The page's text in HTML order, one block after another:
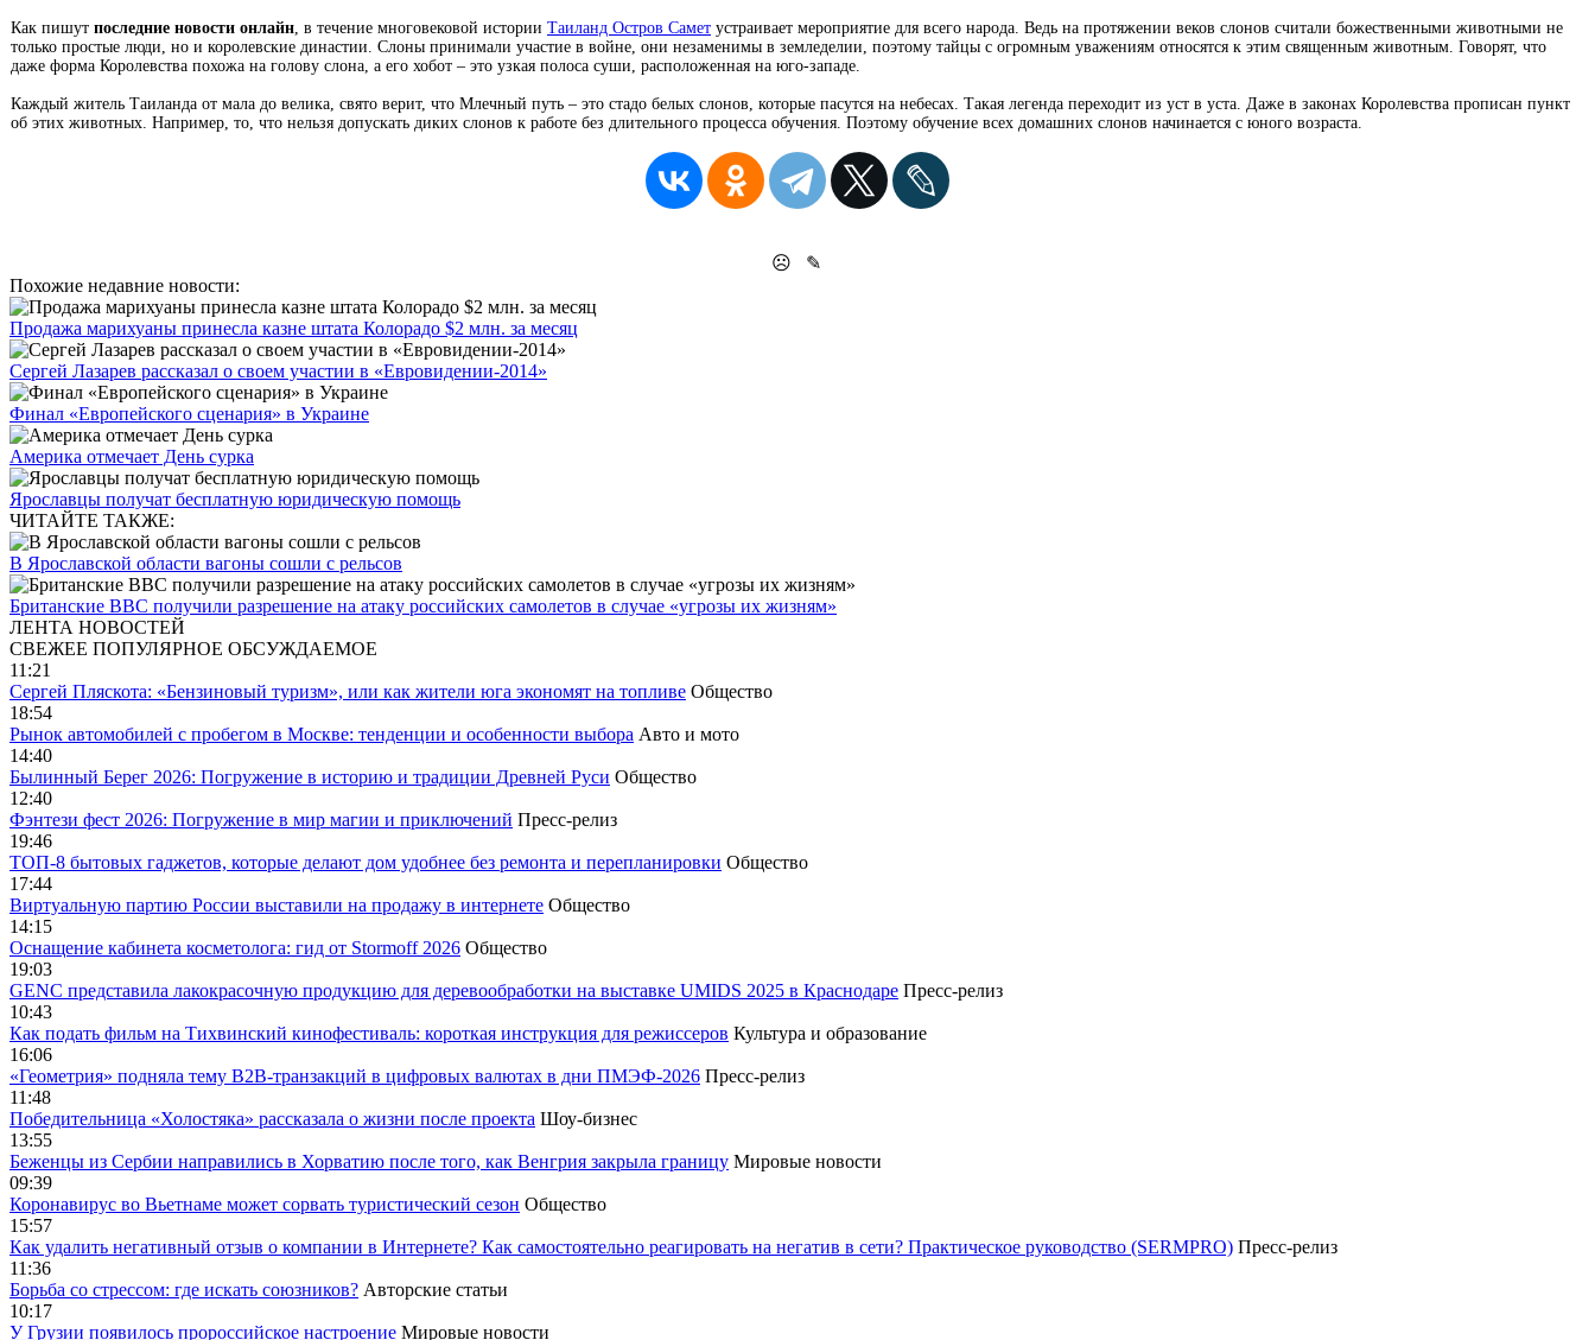
Как пишут последние новости онлайн , в течение многовековой истории Таиланд Остров Самет устраивает мероприятие для всего народа. Ведь на протяжении веков слонов считали божественными животными не
только простые люди, но и королевские династии. Слоны принимали участие в войне, они незаменимы в земледелии, поэтому тайцы с огромным уважениям относятся к этим священным животным. Говорят, что
даже форма Королевства похожа на голову слона, а его хобот – это узкая полоса суши, расположенная на юго-западе.
Каждый житель Таиланда от мала до велика, свято верит, что Млечный путь – это стадо белых слонов, которые пасутся на небесах. Такая легенда переходит из уст в уста. Даже в законах Королевства прописан пункт
об этих животных. Например, то, что нельзя допускать диких слонов к работе без длительного процесса обучения. Поэтому обучение всех домашних слонов начинается с юного возраста.
☹
✎
Похожие недавние новости:
Продажа марихуаны принесла казне штата Колорадо $2 млн. за месяц
Сергей Лазарев рассказал о своем участии в «Евровидении-2014»
Финал «Европейского сценария» в Украине
Америка отмечает День сурка
Ярославцы получат бесплатную юридическую помощь
ЧИТАЙТЕ ТАКЖЕ:
В Ярославской области вагоны сошли с рельсов
Британские ВВС получили разрешение на атаку российских самолетов в случае «угрозы их жизням»
ЛЕНТА НОВОСТЕЙ
СВЕЖЕЕ ПОПУЛЯРНОЕ ОБСУЖДАЕМОЕ
11:21
Сергей Пляскота: «Бензиновый туризм», или как жители юга экономят на топливе Общество
18:54
Рынок автомобилей с пробегом в Москве: тенденции и особенности выбора Авто и мото
14:40
Былинный Берег 2026: Погружение в историю и традиции Древней Руси Общество
12:40
Фэнтези фест 2026: Погружение в мир магии и приключений Пресс-релиз
19:46
ТОП-8 бытовых гаджетов, которые делают дом удобнее без ремонта и перепланировки Общество
17:44
Виртуальную партию России выставили на продажу в интернете Общество
14:15
Оснащение кабинета косметолога: гид от Stormoff 2026 Общество
19:03
GENC представила лакокрасочную продукцию для деревообработки на выставке UMIDS 2025 в Краснодаре Пресс-релиз
10:43
Как подать фильм на Тихвинский кинофестиваль: короткая инструкция для режиссеров Культура и образование
16:06
«Геометрия» подняла тему B2B-транзакций в цифровых валютах в дни ПМЭФ-2026 Пресс-релиз
11:48
Победительница «Холостяка» рассказала о жизни после проекта Шоу-бизнес
13:55
Беженцы из Сербии направились в Хорватию после того, как Венгрия закрыла границу Мировые новости
09:39
Коронавирус во Вьетнаме может сорвать туристический сезон Общество
15:57
Как удалить негативный отзыв о компании в Интернете? Как самостоятельно реагировать на негатив в сети? Практическое руководство (SERMPRO) Пресс-релиз
11:36
Борьба со стрессом: где искать союзников? Авторские статьи
10:17
У Грузии появилось пророссийское настроение Мировые новости